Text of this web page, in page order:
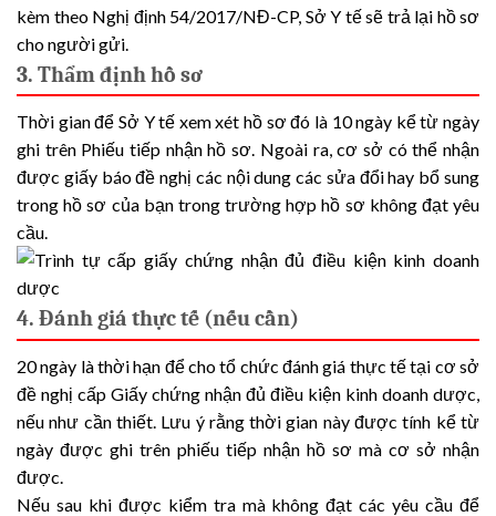
kèm theo Nghị định 54/2017/NĐ-CP, Sở Y tế sẽ trả lại hồ sơ
cho người gửi.
3. Thẩm định hồ sơ
Thời gian để Sở Y tế xem xét hồ sơ đó là 10 ngày kể từ ngày
ghi trên Phiếu tiếp nhận hồ sơ. Ngoài ra, cơ sở có thể nhận
được giấy báo đề nghị các nội dung các sửa đổi hay bổ sung
trong hồ sơ của bạn trong trường hợp hồ sơ không đạt yêu
cầu.
4. Đánh giá thực tế (nếu cần)
20 ngày là thời hạn để cho tổ chức đánh giá thực tế tại cơ sở
đề nghị cấp Giấy chứng nhận đủ điều kiện kinh doanh dược,
nếu như cần thiết. Lưu ý rằng thời gian này được tính kể từ
ngày được ghi trên phiếu tiếp nhận hồ sơ mà cơ sở nhận
được.
Nếu sau khi được kiểm tra mà không đạt các yêu cầu để